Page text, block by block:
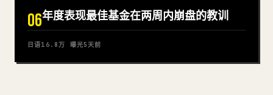
06年度表现最佳基金在两周内崩盘的教训
日语16.8万 曝光5天前